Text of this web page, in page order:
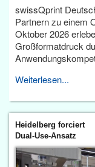
swissQprint
Partnern zu einem
Oktober 2026
Großformatdruck
Weiterlesen...
Heidelberg forciert
Dual-Use-Ansatz